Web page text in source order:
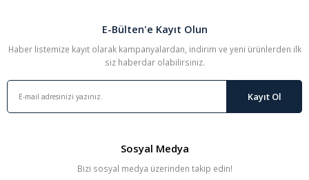
Yorum Yaz
E-Bülten'e Kayıt Olun
Haber listemize kayıt olarak kampanyalardan, indirim ve yeni ürünlerden ilk
siz haberdar olabilirsiniz.
Kayıt Ol
Sosyal Medya
Bizi sosyal medya üzerinden takip edin!